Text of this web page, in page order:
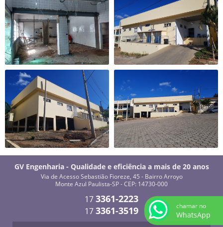
GV Engenharia - Qualidade e eficiência a mais de 20 anos
Via de Acesso Sebastião Fioreze, 45 - Bairro Arroyo
Monte Azul Paulista-SP - CEP: 14730-000
173361-2223
173361-3519 chamar no
WhatsApp